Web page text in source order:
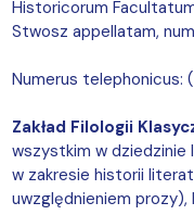
Historicorum
Stwosz appellatam,
Numerus
Zakład Filologii
wszystkim w
w zakresie historii
uwzględnieniem